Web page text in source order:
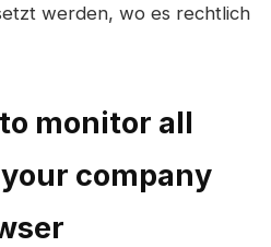
werden, wo es rechtlich
monitor all
company